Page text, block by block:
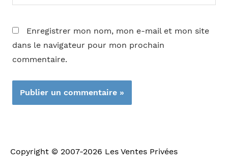
Enregistrer mon nom, mon e-mail et mon site
dans le navigateur pour mon prochain
commentaire.
Copyright © 2007-2026 Les Ventes Privées